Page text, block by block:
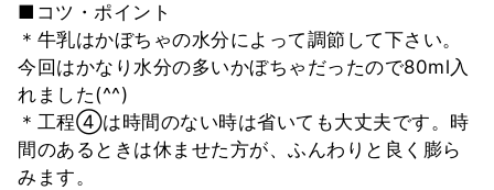
■コツ・ポイント
＊牛乳はかぼちゃの水分によって調節して下さい。
今回はかなり水分の多いかぼちゃだったので80ml入
れました(^^)
＊工程④は時間のない時は省いても大丈夫です。時
間のあるときは休ませた方が、ふんわりと良く膨ら
みます。